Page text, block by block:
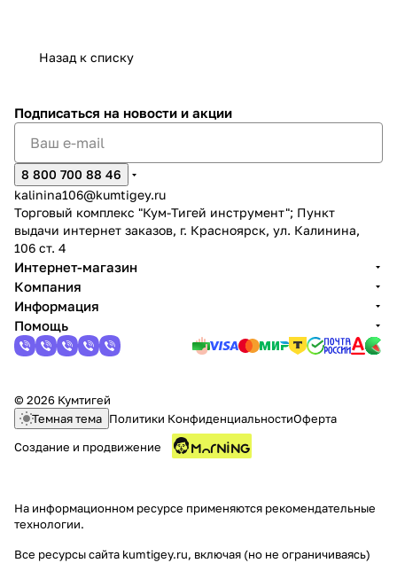
Назад к списку
Подписаться на новости и акции
8 800 700 88 46
kalinina106@kumtigey.ru
Торговый комплекс "Кум-Тигей инструмент"; Пункт
выдачи интернет заказов, г. Красноярск, ул. Калинина,
106 ст. 4
Интернет-магазин
Компания
Информация
Помощь
© 2026 Кумтигей
Темная тема Политики КонфиденциальностиОферта
Создание и продвижение
На информационном ресурсе применяются рекомендательные
технологии.
Все ресурсы сайта kumtigey.ru, включая (но не ограничиваясь)